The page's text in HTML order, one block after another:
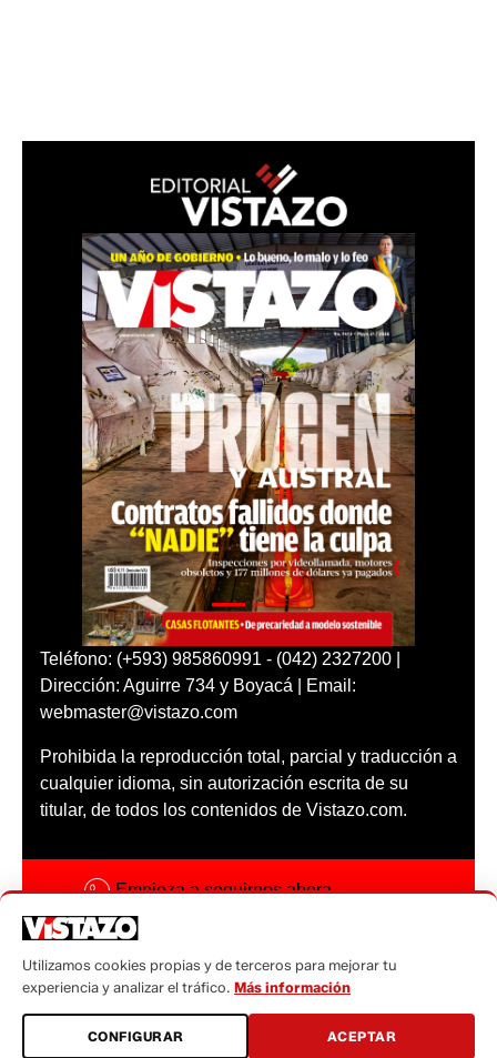
Teléfono: (+593) 985860991 - (042) 2327200 |
Dirección: Aguirre 734 y Boyacá | Email:
webmaster@vistazo.com
Prohibida la reproducción total, parcial y traducción a
cualquier idioma, sin autorización escrita de su
titular, de todos los contenidos de Vistazo.com.
Empieza a seguirnos ahora
Código ética
Sugerencias a:
sugerencias@vistazo.com
Utilizamos cookies propias y de terceros para mejorar tu
experiencia y analizar el tráfico. Más información
CONFIGURAR ACEPTAR